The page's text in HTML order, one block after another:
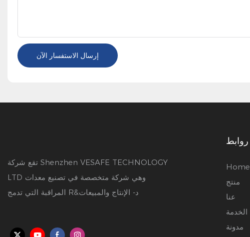
إرسال الاستفسار الآن
تقع شركة Shenzhen VESAFE TECHNOLOGY
LTD وهي شركة متخصصة في تصنيع معدات
روابط
Home
منتج
عنا
الخدمة
مدونة